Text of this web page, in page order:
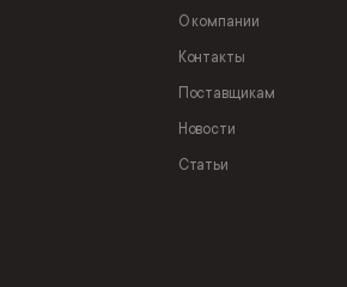
О компании
Контакты
Поставщикам
Новости
Статьи